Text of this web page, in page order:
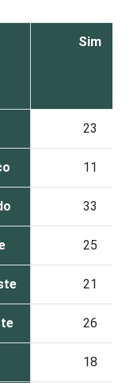
Sim
23
11
33
25
21
26
18